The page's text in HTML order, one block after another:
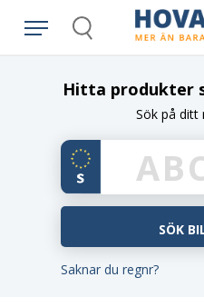
Search
Hitta produkter
Sök på ditt
Saknar du regnr?